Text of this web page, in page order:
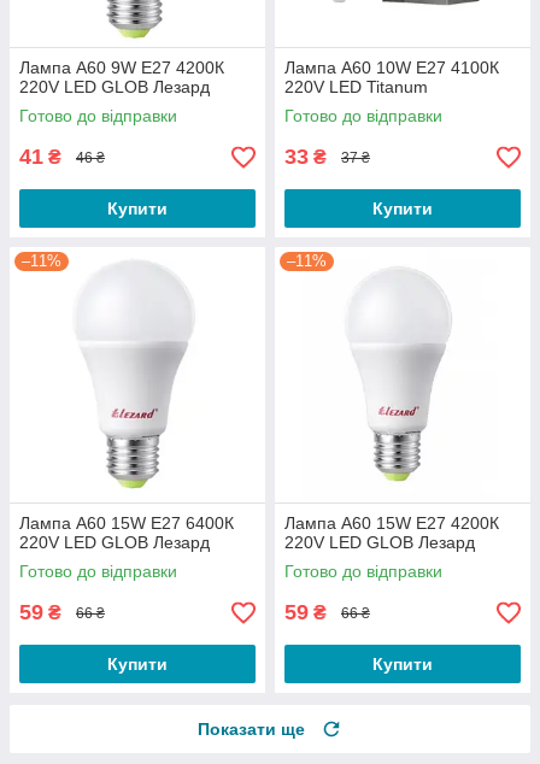
Лампа A60 9W E27 4200К
220V LED GLOB Лезард
Готово до відправки
41 ₴ 46 ₴
Купити
Лампа A60 10W E27 4100К
220V LED Titanum
Готово до відправки
33 ₴ 37 ₴
Купити
–11%
Лампа A60 15W E27 6400К
220V LED GLOB Лезард
Готово до відправки
59 ₴ 66 ₴
Купити
–11%
Лампа A60 15W E27 4200К
220V LED GLOB Лезард
Готово до відправки
59 ₴ 66 ₴
Купити
Показати ще